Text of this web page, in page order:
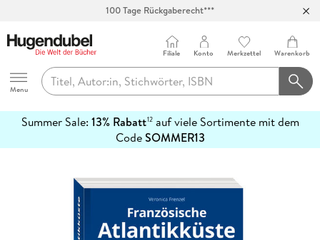
100 Tage Rückgaberecht***
Hugendubel
Menu
Filiale Konto Merkzettel Warenkorb
Summer Sale: 13% Rabatt12auf viele Sortimente mit dem
CodeSOMMER13
erfahren